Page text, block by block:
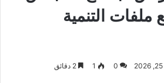
ملفات التنمية
0
1